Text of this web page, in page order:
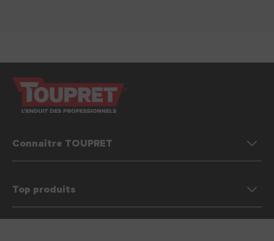
Connaître TOUPRET
Top produits